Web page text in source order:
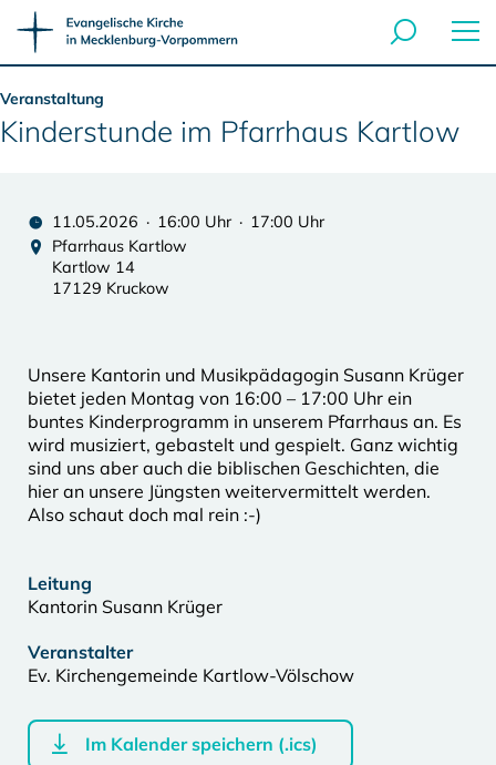
Veranstaltung
Kinderstunde im Pfarrhaus Kartlow
11.05.2026 · 16:00 Uhr · 17:00 Uhr
Pfarrhaus Kartlow
Kartlow 14
17129 Kruckow
Unsere Kantorin und Musikpädagogin Susann Krüger
bietet jeden Montag von 16:00 – 17:00 Uhr ein
buntes Kinderprogramm in unserem Pfarrhaus an. Es
wird musiziert, gebastelt und gespielt. Ganz wichtig
sind uns aber auch die biblischen Geschichten, die
hier an unsere Jüngsten weitervermittelt werden.
Also schaut doch mal rein :-)
Leitung
Kantorin Susann Krüger
Veranstalter
Ev. Kirchengemeinde Kartlow-Völschow
Im Kalender speichern (.ics)